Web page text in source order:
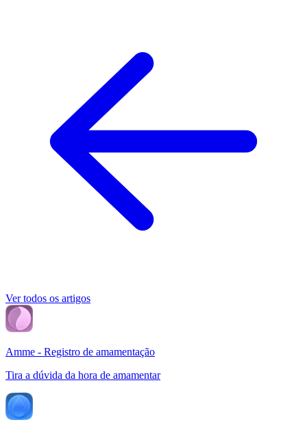
Ver todos os artigos
Amme - Registro de amamentação
Tira a dúvida da hora de amamentar